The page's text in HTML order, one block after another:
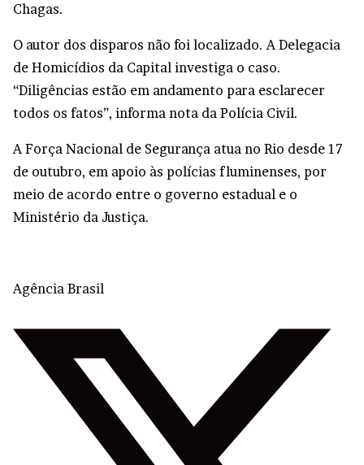
Chagas.
O autor dos disparos não foi localizado. A Delegacia
de Homicídios da Capital investiga o caso.
“Diligências estão em andamento para esclarecer
todos os fatos”, informa nota da Polícia Civil.
A Força Nacional de Segurança atua no Rio desde 17
de outubro, em apoio às polícias fluminenses, por
meio de acordo entre o governo estadual e o
Ministério da Justiça.
Agência Brasil